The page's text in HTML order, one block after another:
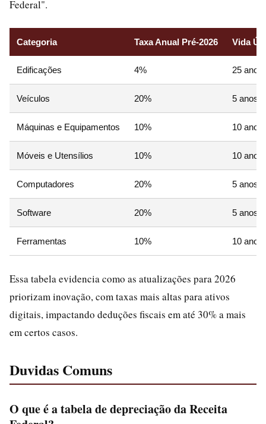
Federal".
Categoria Taxa Anual Pré-2026 Vida
Edificações 4% 25 anos
Veículos 20% 5 anos
Máquinas e Equipamentos 10% 10 anos
Móveis e Utensílios 10% 10 anos
Computadores 20% 5 anos
Software 20% 5 anos
Ferramentas 10% 10 anos
Essa tabela evidencia como as atualizações para 2026
priorizam inovação, com taxas mais altas para ativos
digitais, impactando deduções fiscais em até 30% a mais
em certos casos.
Duvidas Comuns
O que é a tabela de depreciação da Receita